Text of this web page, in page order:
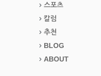
스포츠
칼럼
추천
BLOG
ABOUT